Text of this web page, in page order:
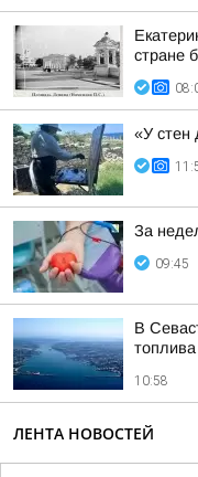
стране
«У стен
За
09:45
В
10:58
ЛЕНТА НОВОСТЕЙ